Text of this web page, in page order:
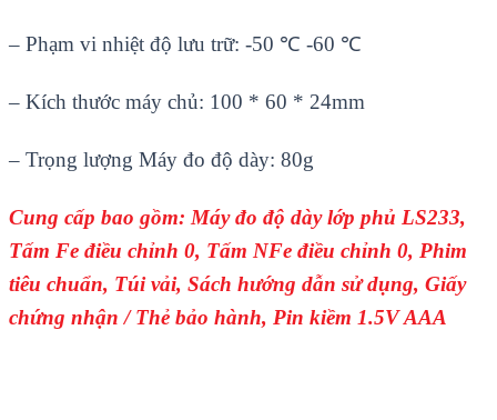
– Phạm vi nhiệt độ lưu trữ: -50 ℃ -60 ℃
– Kích thước máy chủ: 100 * 60 * 24mm
– Trọng lượng Máy đo độ dày: 80g
Cung cấp bao gồm: Máy đo độ dày lớp phủ LS233,
Tấm Fe điều chỉnh 0, Tấm NFe điều chỉnh 0, Phim
tiêu chuẩn, Túi vải, Sách hướng dẫn sử dụng, Giấy
chứng nhận / Thẻ bảo hành, Pin kiềm 1.5V AAA